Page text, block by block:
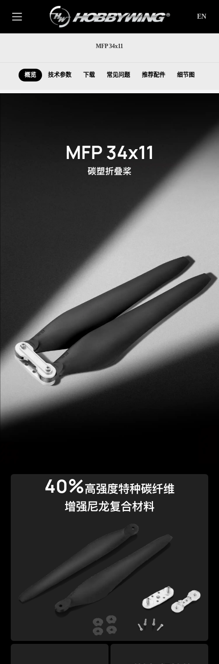
EN
MFP 34x11
概览 技术参数 下载 常见问题 推荐配件 细节图
MFP 34x11
碳塑折叠桨
40%高强度特种碳纤维
增强尼龙复合材料